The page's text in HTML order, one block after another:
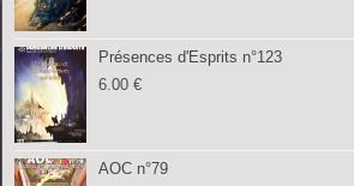
Présences d'Esprits n°123
6.00€
AOC n°79